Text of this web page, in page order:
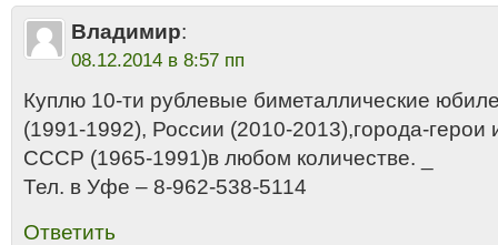
Владимир:
08.12.2014 в 8:57 пп
Куплю 10-ти рублевые биметаллические
(1991-1992), России (2010-2013),города-
СССР (1965-1991)в любом количестве. _
Тел. в Уфе – 8-962-538-5114
Ответить